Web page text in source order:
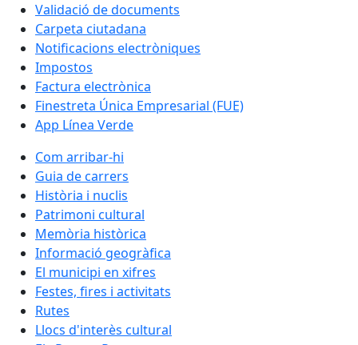
Validació de documents
Carpeta ciutadana
Notificacions electròniques
Impostos
Factura electrònica
Finestreta Única Empresarial (FUE)
App Línea Verde
Com arribar-hi
Guia de carrers
Història i nuclis
Patrimoni cultural
Memòria històrica
Informació geogràfica
El municipi en xifres
Festes, fires i activitats
Rutes
Llocs d'interès cultural